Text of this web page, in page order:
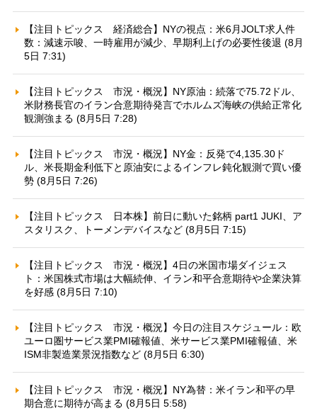
【注目トピックス 経済総合】NYの視点：米6月JOLT求人件
数：減速示唆、一時雇用が減少、早期利上げの必要性後退 (8月
5日 7:31)
【注目トピックス 市況・概況】NY原油：続落で75.72ドル、
米財務長官のイラン合意期待発言でホルムズ海峡の供給正常化
観測強まる (8月5日 7:28)
【注目トピックス 市況・概況】NY金：反発で4,135.30ド
ル、米長期金利低下と原油安によるインフレ鈍化観測で買い優
勢 (8月5日 7:26)
【注目トピックス 日本株】前日に動いた銘柄 part1 JUKI、ア
スタリスク、トーメンデバイスなど (8月5日 7:15)
【注目トピックス 市況・概況】4日の米国市場ダイジェス
ト：米国株式市場は大幅続伸、イラン和平合意期待や企業決算
を好感 (8月5日 7:10)
【注目トピックス 市況・概況】今日の注目スケジュール：欧
ユーロ圏サービス業PMI確報値、米サービス業PMI確報値、米
ISM非製造業景況指数など (8月5日 6:30)
【注目トピックス 市況・概況】NY為替：米イラン和平の早
期合意に期待が高まる (8月5日 5:58)